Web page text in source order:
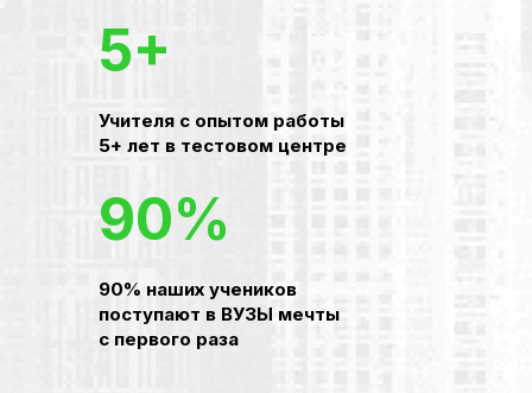
5+
Учителя с опытом работы
5+ лет в тестовом центре
90%
90% наших учеников
поступают в ВУЗЫ мечты
с первого раза